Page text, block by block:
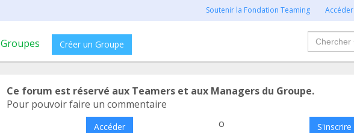
Soutenir la Fondation Teaming Accéder
Groupes Créer un Groupe
Chercher
Ce forum est réservé aux Teamers et aux Managers du Groupe.
Pour pouvoir faire un commentaire
Accéder o S'inscrire